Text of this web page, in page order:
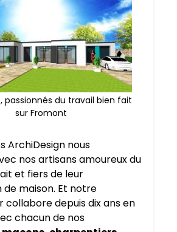
passionnés du travail bien fait
sur Fromont
ArchiDesign nous
nos artisans amoureux du
et fiers de leur
maison. Et notre
depuis dix ans en
chacun de nos